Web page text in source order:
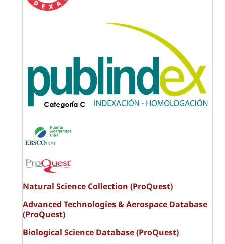
Natural Science Collection (ProQuest)
Advanced Technologies & Aerospace Database
(ProQuest)
Biological Science Database (ProQuest)